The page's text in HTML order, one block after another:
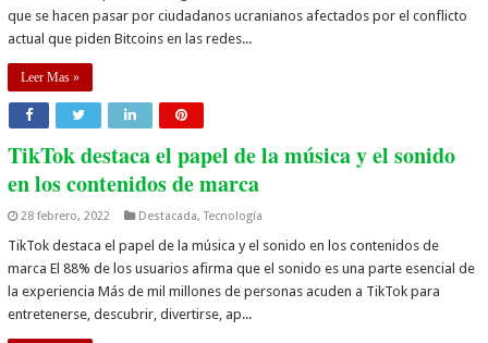
que se hacen pasar por ciudadanos ucranianos afectados por el conflicto
actual que piden Bitcoins en las redes...
Leer Mas »
TikTok destaca el papel de la música y el sonido
en los contenidos de marca
28 febrero, 2022 Destacada,Tecnología
TikTok destaca el papel de la música y el sonido en los contenidos de
marca El 88% de los usuarios afirma que el sonido es una parte esencial de
la experiencia Más de mil millones de personas acuden a TikTok para
entretenerse, descubrir, divertirse, ap...